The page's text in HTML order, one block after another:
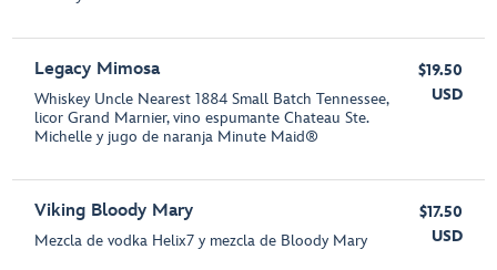
Legacy Mimosa
Whiskey Uncle Nearest 1884 Small Batch Tennessee,
licor Grand Marnier, vino espumante Chateau Ste.
Michelle y jugo de naranja Minute Maid®
$19.50
USD
Viking Bloody Mary
Mezcla de vodka Helix7 y mezcla de Bloody Mary
$17.50
USD